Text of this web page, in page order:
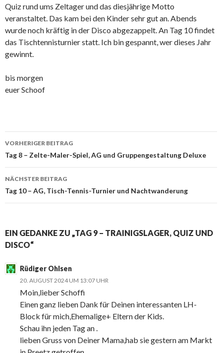
Quiz rund ums Zeltager und das diesjährige Motto
veranstaltet. Das kam bei den Kinder sehr gut an. Abends
wurde noch kräftig in der Disco abgezappelt. An Tag 10 findet
das Tischtennisturnier statt. Ich bin gespannt, wer dieses Jahr
gewinnt.
bis morgen
euer Schoof
Beitrags-
Navigation
VORHERIGER BEITRAG
Tag 8 – Zelte-Maler-Spiel, AG und Gruppengestaltung Deluxe
NÄCHSTER BEITRAG
Tag 10 – AG, Tisch-Tennis-Turnier und Nachtwanderung
EIN GEDANKE ZU „TAG 9 – TRAINIGSLAGER, QUIZ UND
DISCO“
Rüdiger Ohlsen
20. AUGUST 2024 UM 13:07 UHR
Moin,lieber Schoffi
Einen ganz lieben Dank für Deinen interessanten LH-
Block für mich,Ehemalige+ Eltern der Kids.
Schau ihn jeden Tag an .
lieben Gruss von Deiner Mama,hab sie gestern am Markt